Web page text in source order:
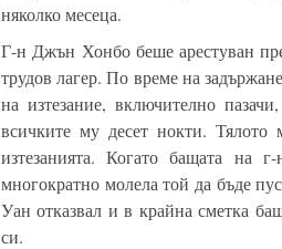
няколко месеца.
Г-н Джън Хонбо беше арестуван
трудов лагер. По време на
на изтезание, включително
всичките му десет нокти.
изтезанията. Когато бащата на
многократно молела той да бъде
Уан отказвал и в крайна сметка
си.